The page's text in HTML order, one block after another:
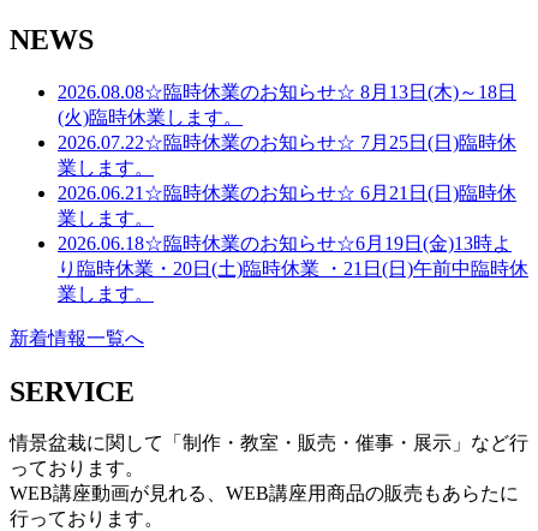
NEWS
2026.08.08☆臨時休業のお知らせ☆ 8月13日(木)～18日
(火)臨時休業します。
2026.07.22☆臨時休業のお知らせ☆ 7月25日(日)臨時休
業します。
2026.06.21 ☆臨時休業のお知らせ☆ 6月21日(日)臨時休
業します。
2026.06.18☆臨時休業のお知らせ☆6月19日(金)13時よ
り臨時休業・20日(土)臨時休業 ・21日(日)午前中臨時休
業します。
新着情報一覧へ
SERVICE
情景盆栽に関して「制作・教室・販売・催事・展示」など行
っております。
WEB講座動画が見れる、WEB講座用商品の販売もあらたに
行っております。